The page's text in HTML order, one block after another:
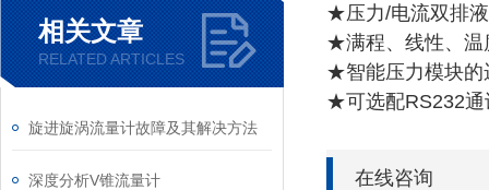
相关文章
RELATED ARTICLES
旋进旋涡流量计故障及其解决方法
深度分析V锥流量计
★压力/电流双排
★满程、线性、温
★智能压力模块的
★可选配RS232通
在线咨询